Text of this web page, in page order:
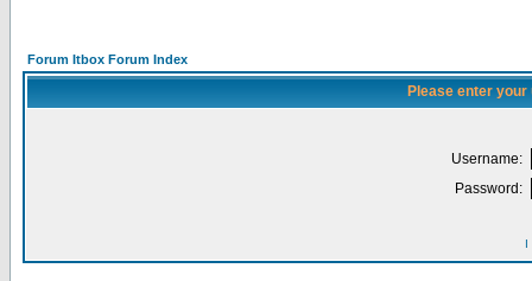
Forum Itbox Forum Index
Please enter
Username:
Password:
I